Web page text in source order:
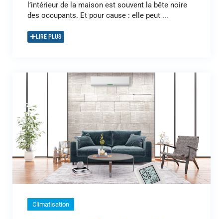
l’intérieur de la maison est souvent la bête noire
des occupants. Et pour cause : elle peut ...
LIRE PLUS
Climatisation